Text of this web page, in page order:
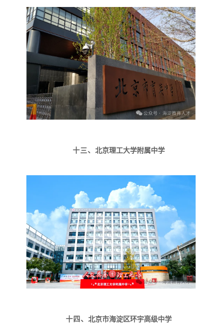
十三、 北京理工大学附属中学
十四、 北京市海淀区环宇高级中学